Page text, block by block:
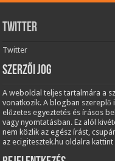
Twitter
Twitter
Szerzői jog
A weboldal teljes tartalmára a
vonatkozik. A blogban
előzetes egyeztetés és írásos
vagy nyomtatásban. Ez alól
nem közlik az egész írást,
az ecigitesztek.hu oldalra kattint